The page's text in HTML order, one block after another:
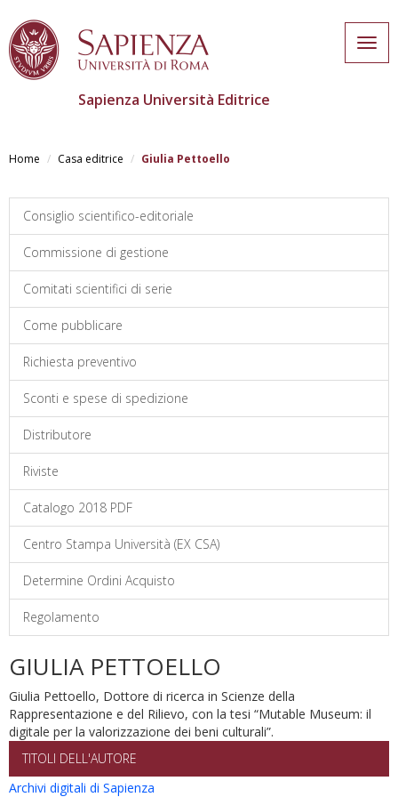
contenuto
Sapienza Università Editrice
Home Casa editrice Giulia Pettoello
Consiglio scientifico-editoriale
Commissione di gestione
Comitati scientifici di serie
Come pubblicare
Richiesta preventivo
Sconti e spese di spedizione
Distributore
Riviste
Catalogo 2018 PDF
Centro Stampa Università (EX CSA)
Determine Ordini Acquisto
Regolamento
GIULIA PETTOELLO
Giulia Pettoello, Dottore di ricerca in Scienze della
Rappresentazione e del Rilievo, con la tesi “Mutable Museum: il
digitale per la valorizzazione dei beni culturali”.
TITOLI DELL'AUTORE
Archivi digitali di Sapienza